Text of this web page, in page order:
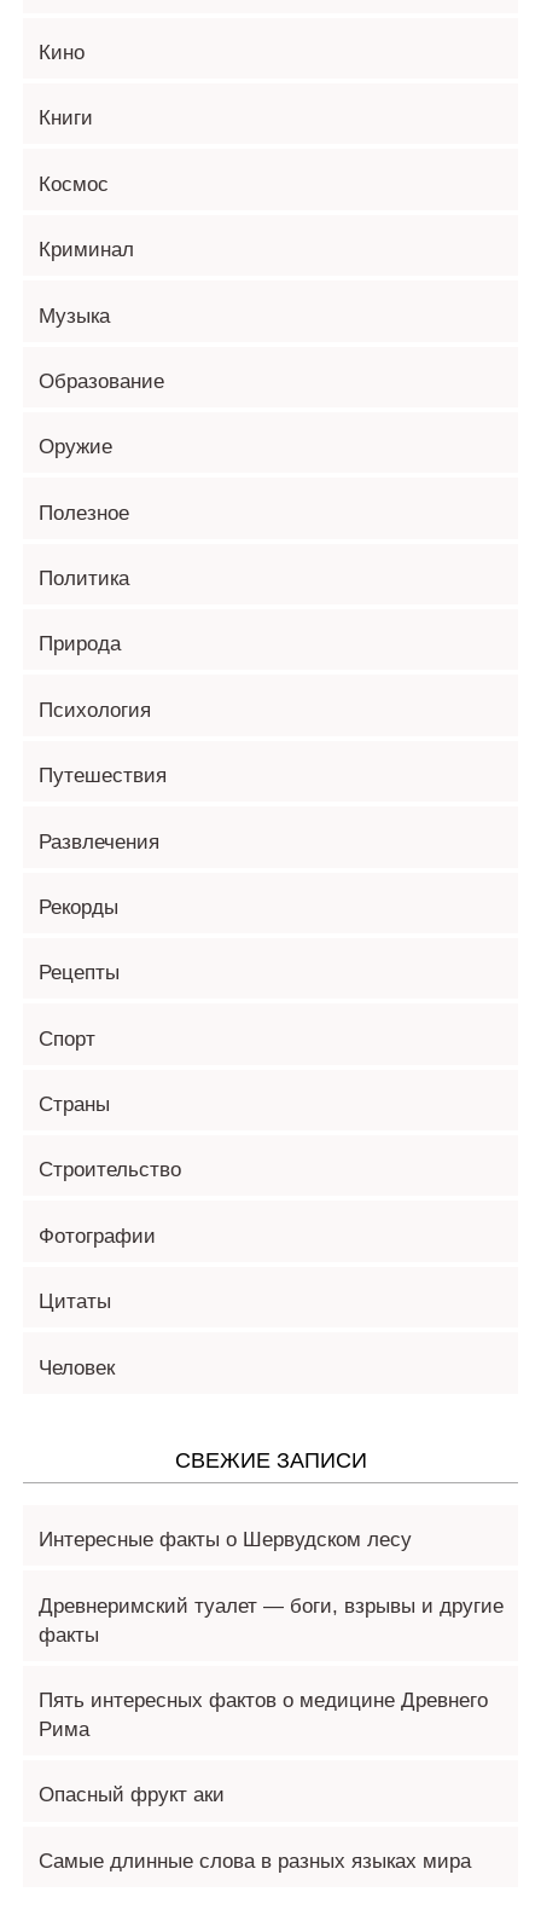
Кино
Книги
Космос
Криминал
Музыка
Образование
Оружие
Полезное
Политика
Природа
Психология
Путешествия
Развлечения
Рекорды
Рецепты
Спорт
Страны
Строительство
Фотографии
Цитаты
Человек
СВЕЖИЕ ЗАПИСИ
Интересные факты о Шервудском лесу
Древнеримский туалет — боги, взрывы и другие
факты
Пять интересных фактов о медицине Древнего
Рима
Опасный фрукт аки
Самые длинные слова в разных языках мира